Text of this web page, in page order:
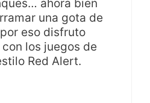
ahora bien
una gota de
eso disfruto
los juegos de
Red Alert.